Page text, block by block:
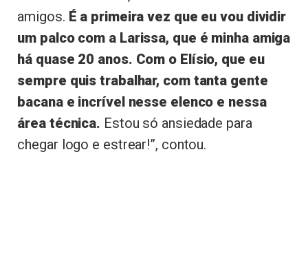
amigos. É a primeira vez que eu vou dividir
um palco com a Larissa, que é minha amiga
há quase 20 anos. Com o Elísio, que eu
sempre quis trabalhar, com tanta gente
bacana e incrível nesse elenco e nessa
área técnica. Estou só ansiedade para
chegar logo e estrear!”, contou.